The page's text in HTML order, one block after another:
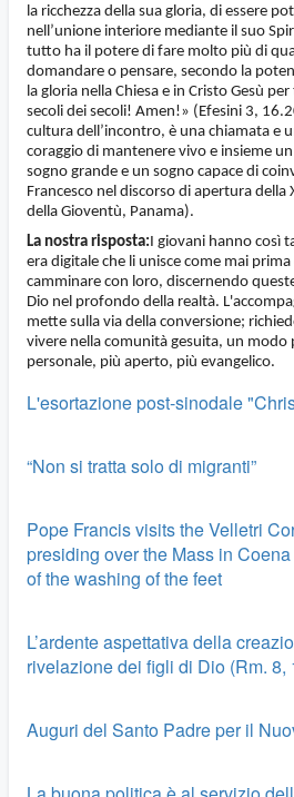
la ricchezza della sua gloria, di essere
nell’unione interiore mediante il suo
tutto ha il potere di fare molto più di
domandare o pensare, secondo la
la gloria nella Chiesa e in Cristo Gesù
secoli dei secoli! Amen!» (Efesini 3,
cultura dell’incontro, è una chiamata e
coraggio di mantenere vivo e insieme
sogno grande e un sogno capace di
Francesco nel discorso di apertura
della Gioventù, Panama).
La nostra risposta: I giovani hanno così
era digitale che li unisce come mai
camminare con loro, discernendo
Dio nel profondo della realtà.
mette sulla via della conversione;
vivere nella comunità gesuita, un modo
personale, più aperto, più evangelico.
L'esortazione post-sinodale
“Non si tratta solo di migranti”
Pope Francis visits the Velletri
presiding over the Mass in
of the washing of the feet
L’ardente aspettativa della
rivelazione dei figli di Dio (Rm. 8,
Auguri del Santo Padre per il